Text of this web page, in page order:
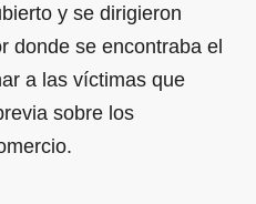
y se dirigieron
donde se encontraba el
a las víctimas que
sobre los